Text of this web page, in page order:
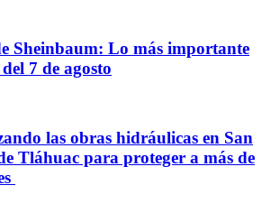
Sheinbaum: Lo más importante
7 de agosto
las obras hidráulicas en San
Tláhuac para proteger a más de